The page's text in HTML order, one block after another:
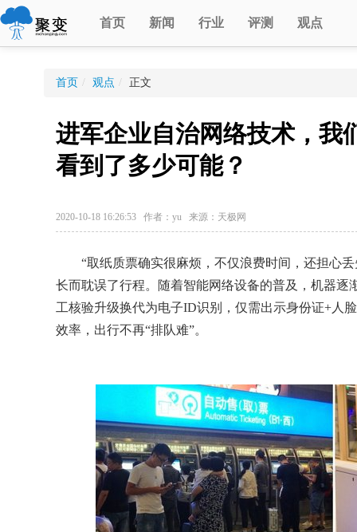
首页 新闻 行业 评测 观点
首页 / 观点 / 正文
进军企业自治网络技术，我
看到了多少可能？
2020-10-18 16:26:53 作者：yu 来源：天极网
“取纸质票确实很麻烦，不仅浪费时间，还担心丢
长而耽误了行程。随着智能网络设备的普及，机器
工核验升级换代为电子ID识别，仅需出示身份证+人
效率，出行不再“排队难”。